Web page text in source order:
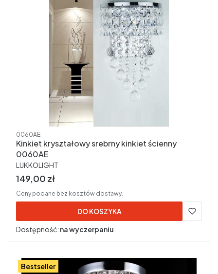
Kod produktu
0060AE
Kinkiet kryształowy srebrny kinkiet ścienny
0060AE
PRODUCENT
LUKKOLIGHT
Cena brutto
149,00 zł
Ceny podane bez kosztów dostawy.
DO KOSZYKA
Dostępność: na wyczerpaniu
Bestseller